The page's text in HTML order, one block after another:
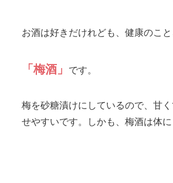
お酒は好きだけれども、健康のこ
「梅酒」 です。
梅を砂糖漬けにしているので、甘
せやすいです。しかも、梅酒は体